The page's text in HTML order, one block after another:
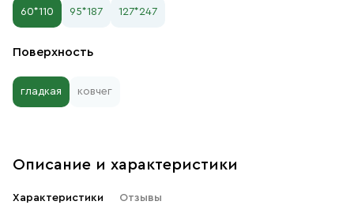
60*110 95*187 127*247
Поверхность
гладкая ковчег
Описание и характеристики
Характеристики Отзывы